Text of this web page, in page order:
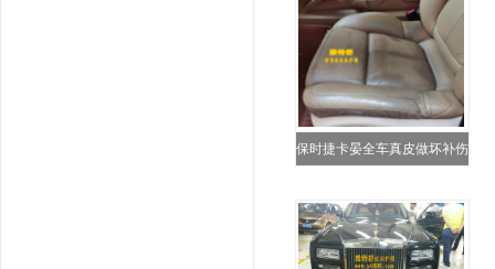
保时捷卡晏全车真皮做坏补伤